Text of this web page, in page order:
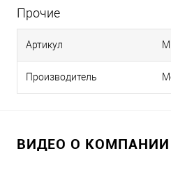
Прочие
Артикул
Производитель
ВИДЕО О КОМПАНИИ